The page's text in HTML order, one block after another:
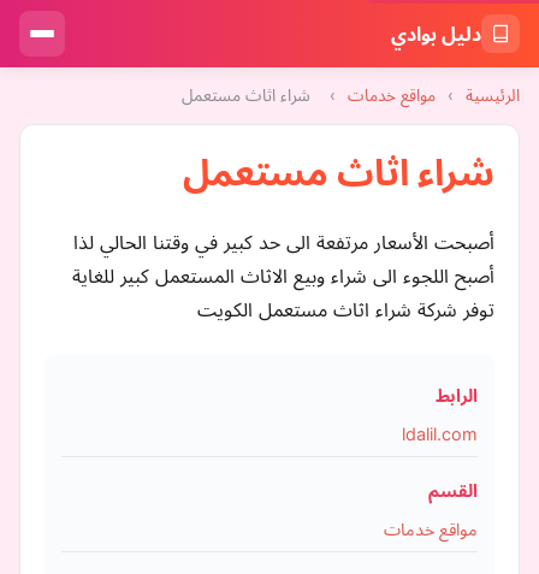
دليل بوادي
الرئيسية › مواقع خدمات › شراء اثاث مستعمل
شراء اثاث مستعمل
أصبحت الأسعار مرتفعة الى حد كبير في وقتنا الحالي لذا
أصبح اللجوء الى شراء وبيع الاثاث المستعمل كبير للغاية
توفر شركة شراء اثاث مستعمل الكويت
الرابط
ldalil.com
القسم
مواقع خدمات